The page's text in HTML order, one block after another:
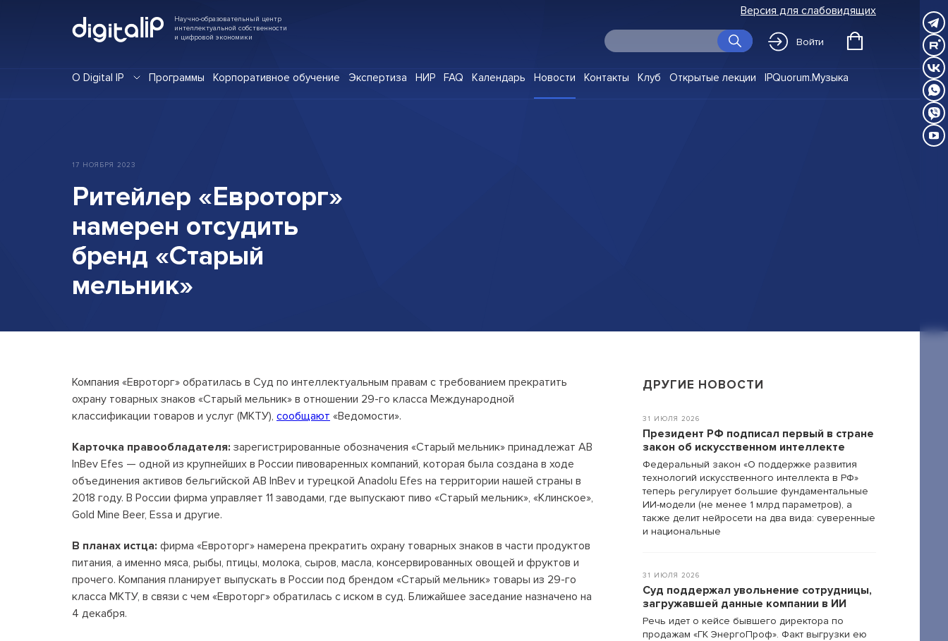
Научно-образовательный центр
интеллектуальной собственности
и цифровой экономики
Версия для слабовидящих
Войти
Пользовательское соглашение
организации
Договор-оферта
Согласие на обработку персональных
Согласие на обработку персональных
данных (Cookie)
Политика обработки персональных
О Digital IP Программы Корпоративное обучение Экспертиза НИР FAQ Календарь Новости Контакты Клуб Открытые лекции IPQuorum.Музыка
17 НОЯБРЯ 2023
Ритейлер «Евроторг»
намерен отсудить
бренд «Старый
мельник»
Компания «Евроторг» обратилась в Суд по интеллектуальным правам с требованием прекратить
охрану товарных знаков «Старый мельник» в отношении 29-го класса Международной
классификации товаров и услуг (МКТУ), сообщают «Ведомости».
Карточка правообладателя: зарегистрированные обозначения «Старый мельник» принадлежат AB
InBev Efes — одной из крупнейших в России пивоваренных компаний, которая была создана в ходе
объединения активов бельгийской AB InBev и турецкой Anadolu Efes на территории нашей страны в
2018 году. В России фирма управляет 11 заводами, где выпускают пиво «Старый мельник», «Клинское»,
Gold Mine Beer, Essa и другие.
В планах истца: фирма «Евроторг» намерена прекратить охрану товарных знаков в части продуктов
питания, а именно мяса, рыбы, птицы, молока, сыров, масла, консервированных овощей и фруктов и
прочего. Компания планирует выпускать в России под брендом «Старый мельник» товары из 29-го
класса МКТУ, в связи с чем «Евроторг» обратилась с иском в суд. Ближайшее заседание назначено на
4 декабря.
ДРУГИЕ НОВОСТИ
31 ИЮЛЯ 2026
Президент РФ подписал первый в стране
закон об искусственном интеллекте
Федеральный закон «О поддержке развития
технологий искусственного интеллекта в РФ»
теперь регулирует большие фундаментальные
ИИ-модели (не менее 1 млрд параметров), а
также делит нейросети на два вида: суверенные
и национальные
31 ИЮЛЯ 2026
Суд поддержал увольнение сотрудницы,
загружавшей данные компании в ИИ
Речь идет о кейсе бывшего директора по
продажам «ГК ЭнергоПроф». Факт выгрузки ею